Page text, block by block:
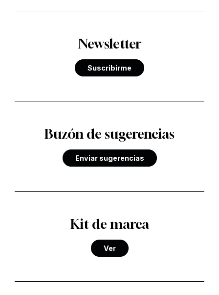
Newsletter
Suscribirme
Buzón de sugerencias
Enviar sugerencias
Kit de marca
Ver